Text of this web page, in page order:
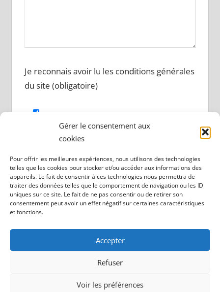
Gérer le consentement aux
cookies
Pour offrir les meilleures expériences, nous utilisons des technologies
telles que les cookies pour stocker et/ou accéder aux informations des
appareils. Le fait de consentir à ces technologies nous permettra de
traiter des données telles que le comportement de navigation ou les ID
uniques sur ce site. Le fait de ne pas consentir ou de retirer son
consentement peut avoir un effet négatif sur certaines caractéristiques
et fonctions.
Accepter
Refuser
Voir les préférences
Je reconnais avoir lu les conditions générales
du site (obligatoire)
Mentions légales
Thème WordPress : Tortuga par ThemeZee.